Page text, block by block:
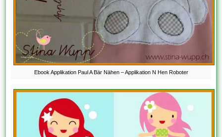
Ebook Applikation Paul A Bär Nähen – Applikation N Hen Roboter